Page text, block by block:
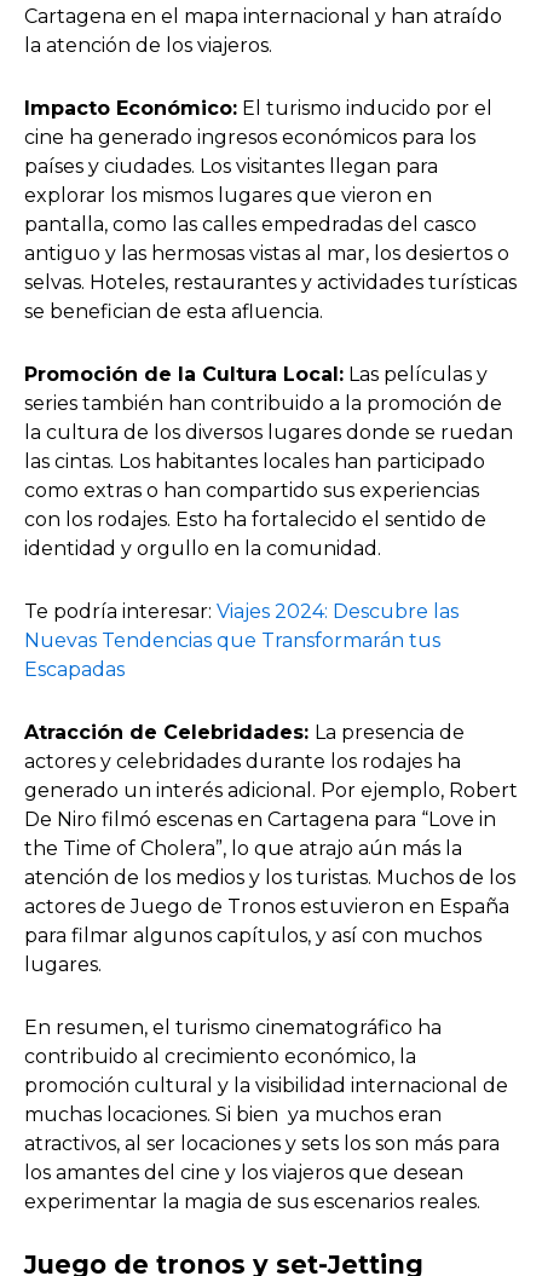
Cartagena en el mapa internacional y han atraído
la atención de los viajeros.
Impacto Económico: El turismo inducido por el
cine ha generado ingresos económicos para los
países y ciudades. Los visitantes llegan para
explorar los mismos lugares que vieron en
pantalla, como las calles empedradas del casco
antiguo y las hermosas vistas al mar, los desiertos o
selvas. Hoteles, restaurantes y actividades turísticas
se benefician de esta afluencia.
Promoción de la Cultura Local: Las películas y
series también han contribuido a la promoción de
la cultura de los diversos lugares donde se ruedan
las cintas. Los habitantes locales han participado
como extras o han compartido sus experiencias
con los rodajes. Esto ha fortalecido el sentido de
identidad y orgullo en la comunidad.
Te podría interesar: Viajes 2024: Descubre las
Nuevas Tendencias que Transformarán tus
Escapadas
Atracción de Celebridades: La presencia de
actores y celebridades durante los rodajes ha
generado un interés adicional. Por ejemplo, Robert
De Niro filmó escenas en Cartagena para “Love in
the Time of Cholera”, lo que atrajo aún más la
atención de los medios y los turistas. Muchos de los
actores de Juego de Tronos estuvieron en España
para filmar algunos capítulos, y así con muchos
lugares.
En resumen, el turismo cinematográfico ha
contribuido al crecimiento económico, la
promoción cultural y la visibilidad internacional de
muchas locaciones. Si bien ya muchos eran
atractivos, al ser locaciones y sets los son más para
los amantes del cine y los viajeros que desean
experimentar la magia de sus escenarios reales.
Juego de tronos y set-Jetting